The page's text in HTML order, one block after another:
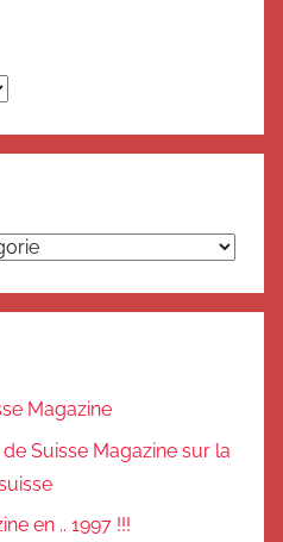
Magazine
Suisse Magazine sur la
en .. 1997 !!!